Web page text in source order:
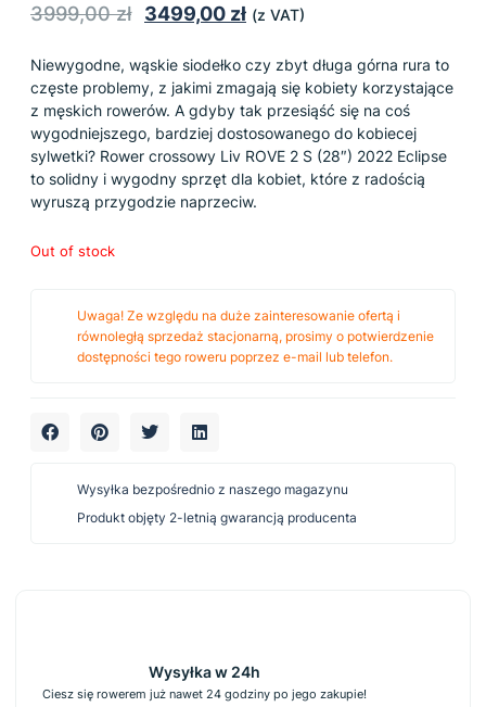
3999,00zł 3499,00 zł (z VAT)
Niewygodne, wąskie siodełko czy zbyt długa górna rura to
częste problemy, z jakimi zmagają się kobiety korzystające
z męskich rowerów. A gdyby tak przesiąść się na coś
wygodniejszego, bardziej dostosowanego do kobiecej
sylwetki? Rower crossowy Liv ROVE 2 S (28″) 2022 Eclipse
to solidny i wygodny sprzęt dla kobiet, które z radością
wyruszą przygodzie naprzeciw.
Out of stock
Uwaga! Ze względu na duże zainteresowanie ofertą i
równoległą sprzedaż stacjonarną, prosimy o potwierdzenie
dostępności tego roweru poprzez e-mail lub telefon.
Wysyłka bezpośrednio z naszego magazynu
Produkt objęty 2-letnią gwarancją producenta
Wysyłka w 24h
Ciesz się rowerem już nawet 24 godziny po jego zakupie!